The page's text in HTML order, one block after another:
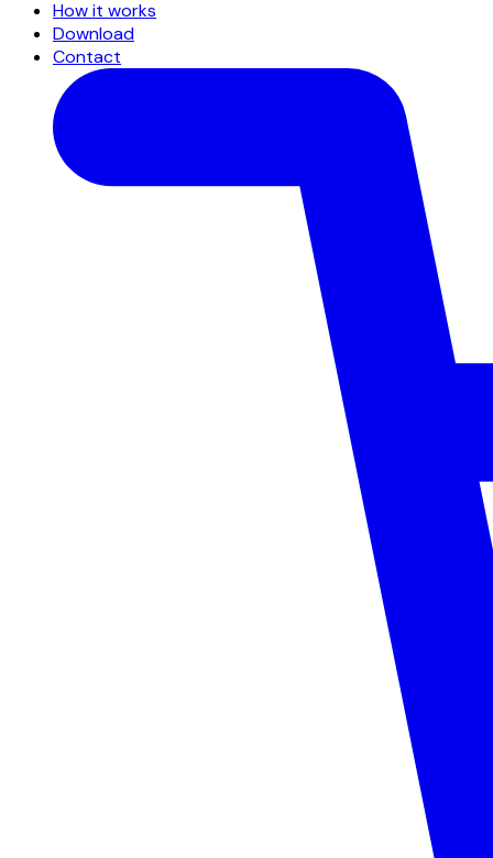
How it works
Download
Contact